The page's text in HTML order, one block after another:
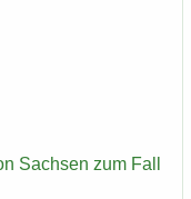
Sach­sen zum Fall